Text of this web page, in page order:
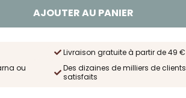
AJOUTER AU PANIER
Livraison gratuite à partir de 49 €
ou
Des dizaines de milliers de clients
satisfaits